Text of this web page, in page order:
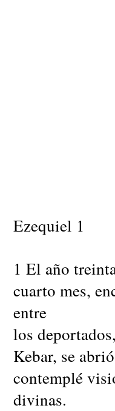
Ezequiel 1
1 El año
cuarto mes,
entre
los
Kebar, se
contemplé
divinas.